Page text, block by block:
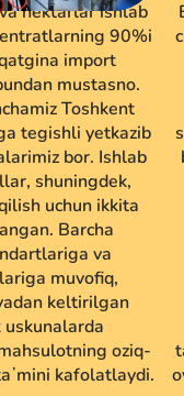
nektarlar ishlab
90%i
import
mustasno.
Toshkent
tegishli yetkazib
bor. Ishlab
shuningdek,
uchun ikkita
Barcha
va
muvofiq,
keltirilgan
oziq-
kafolatlaydi.